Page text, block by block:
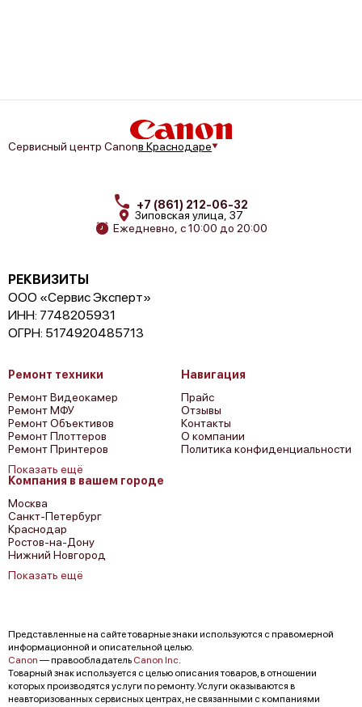
Сервисный центр Canonв Краснодаре
+7 (861) 212-06-32
Зиповская улица, 37
Ежедневно, с 10:00 до 20:00
РЕКВИЗИТЫ
ООО «Сервис Эксперт»
ИНН: 7748205931
ОГРН: 5174920485713
Ремонт техники
Ремонт Видеокамер
Ремонт МФУ
Ремонт Объективов
Ремонт Плоттеров
Ремонт Принтеров
Показать ещё
Компания в вашем городе
Москва
Санкт-Петербург
Краснодар
Ростов-на-Дону
Нижний Новгород
Показать ещё
Навигация
Прайс
Отзывы
Контакты
О компании
Политика конфиденциальности
Представленные на сайте товарные знаки используются с правомерной
информационной и описательной целью.
Canon — правообладатель Canon Inc.
Товарный знак используется с целью описания товаров, в отношении
которых производятся услуги по ремонту. Услуги оказываются в
неавторизованных сервисных центрах, не связанными с компаниями